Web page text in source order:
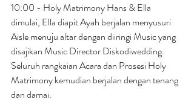
10:00 - Holy Matrimony Hans & Ella
dimulai, Ella diapit Ayah berjalan menyusuri
Aisle menuju altar dengan diiringi Music yang
disajikan Music Director Diskodiwedding.
Seluruh rangkaian Acara dan Prosesi Holy
Matrimony kemudian berjalan dengan tenang
dan damai.